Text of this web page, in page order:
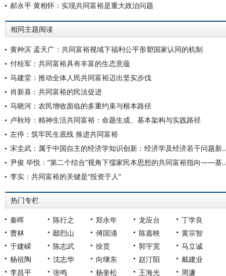
郝永平 黄相怀：实现共同富裕是重大政治问题
相同主题阅读
黄种滨 孟天广：共同富裕视域下福利公平形塑国家认同的机制
付桂军：共同富裕具有丰富的生态意蕴
马建堂：推动全体人民共同富裕迈出坚实步伐
肖新喜：共同富裕的民法促进
马晓河：农民增收面临的多重约束与根本路径
卢秋玲：精神生活共同富裕：命题生成、基本架构与实践路径
左停：筑牢民生底线 推进共同富裕
宋圭武：属于中国自主的经济
尹俊 毕悦：“第二个结合”视角下儒家民本思
李实：共同富裕的关键是“投资于人”
热门专栏
秦晖 陈行之 郑永年 龙应台
丁学良
曹林
鄢烈山 傅国涌 陈嘉映
黄宗智
于建嵘
陈志武 徐贲 郭宇宽
马立诚
杨祖陶
沈志华 向继东 赵汀阳
戴建业
李昌平
张鸣 杨奎松 王海光 周濂